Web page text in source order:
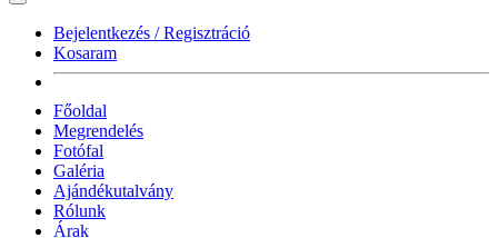
Bejelentkezés / Regisztráció
Kosaram
Főoldal
Megrendelés
Fotófal
Galéria
Ajándékutalvány
Rólunk
Árak